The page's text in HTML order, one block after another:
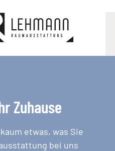
Zuhause
etwas, was Sie
bei uns